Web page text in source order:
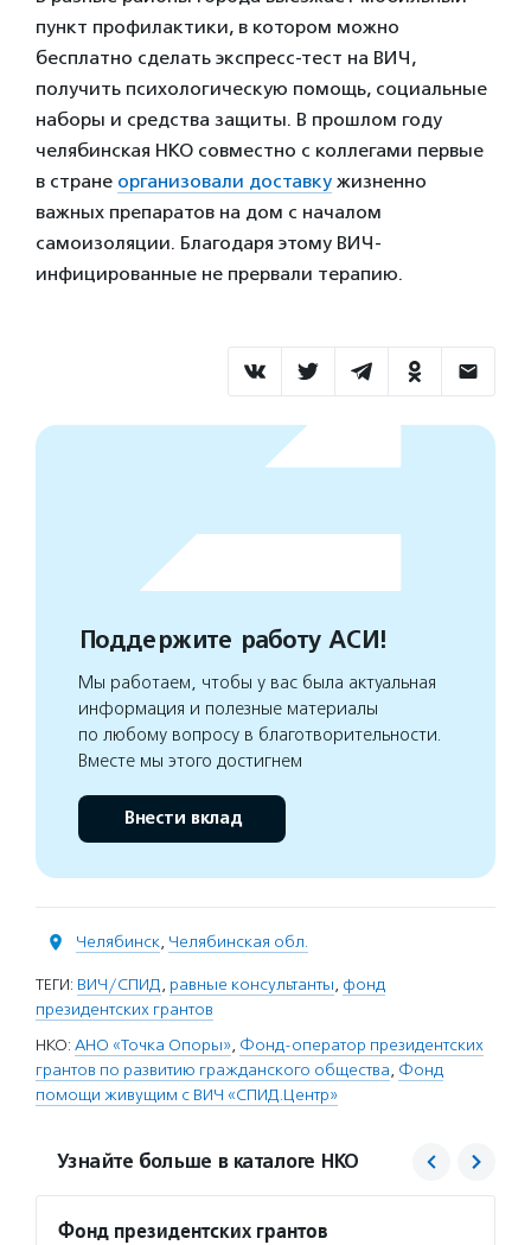
пункт профилактики, в котором можно
бесплатно сделать экспресс-тест на ВИЧ,
получить психологическую помощь, социальные
наборы и средства защиты. В прошлом году
челябинская НКО совместно с коллегами первые
в стране организовали доставку жизненно
важных препаратов на дом с началом
самоизоляции. Благодаря этому ВИЧ-
инфицированные не прервали терапию.
Поддержите работу АСИ!
Мы работаем, чтобы у вас была актуальная
информация и полезные материалы
по любому вопросу в благотворительности.
Вместе мы этого достигнем
Внести вклад
Челябинск, Челябинская обл.
ТЕГИ: ВИЧ/СПИД, равные консультанты, фонд
президентских грантов
НКО: АНО «Точка Опоры», Фонд-оператор президентских
грантов по развитию гражданского общества, Фонд
помощи живущим с ВИЧ «СПИД.Центр»
Узнайте больше в каталоге НКО
Фонд президентских грантов